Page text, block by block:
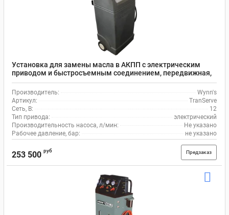
Установка для замены масла в АКПП с электрическим
приводом и быстросъемным соединением, передвижная,
TranServe Wynn's
Производитель:
Wynn's
Артикул:
TranServe
Сеть, В:
12
Тип привода:
электрический
Производительность насоса, л/мин:
Не указано
Рабочее давление, бар:
не указано
253 500 руб Предзаказ